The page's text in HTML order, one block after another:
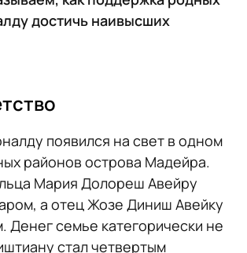
достичь наивысших
появился на свет в одном
районов острова Мадейра.
Мария Долореш Авейру
а отец Жозе Диниш Авейку
Денег семье категорически не
стал четвертым